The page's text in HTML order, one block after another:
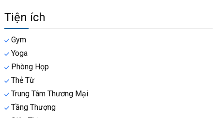
Tiện ích
Gym
Yoga
Phòng Họp
Thẻ Từ
Trung Tâm Thương Mại
Tầng Thượng